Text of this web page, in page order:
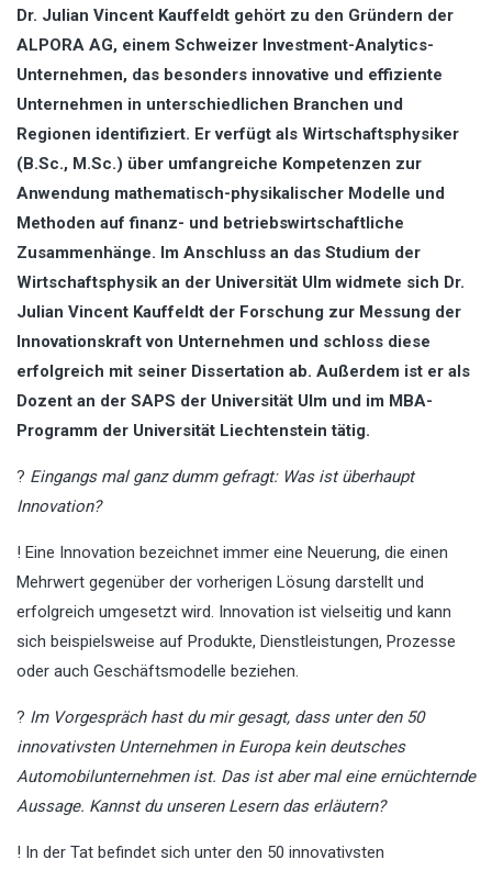
Dr. Julian Vincent Kauffeldt gehört zu den Gründern der
ALPORA AG, einem Schweizer Investment-Analytics-
Unternehmen, das besonders innovative und effiziente
Unternehmen in unterschiedlichen Branchen und
Regionen identifiziert. Er verfügt als Wirtschaftsphysiker
(B.Sc., M.Sc.) über umfangreiche Kompetenzen zur
Anwendung mathematisch-physikalischer Modelle und
Methoden auf finanz- und betriebswirtschaftliche
Zusammenhänge. Im Anschluss an das Studium der
Wirtschaftsphysik an der Universität Ulm widmete sich Dr.
Julian Vincent Kauffeldt der Forschung zur Messung der
Innovationskraft von Unternehmen und schloss diese
erfolgreich mit seiner Dissertation ab. Außerdem ist er als
Dozent an der SAPS der Universität Ulm und im MBA-
Programm der Universität Liechtenstein tätig.
? Eingangs mal ganz dumm gefragt: Was ist überhaupt
Innovation?
! Eine Innovation bezeichnet immer eine Neuerung, die einen
Mehrwert gegenüber der vorherigen Lösung darstellt und
erfolgreich umgesetzt wird. Innovation ist vielseitig und kann
sich beispielsweise auf Produkte, Dienstleistungen, Prozesse
oder auch Geschäftsmodelle beziehen.
? Im Vorgespräch hast du mir gesagt, dass unter den 50
innovativsten Unternehmen in Europa kein deutsches
Automobilunternehmen ist. Das ist aber mal eine ernüchternde
Aussage. Kannst du unseren Lesern das erläutern?
! In der Tat befindet sich unter den 50 innovativsten